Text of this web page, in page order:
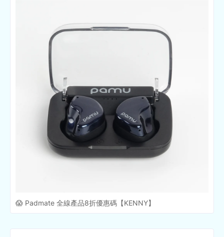
😱 Padmate 全線產品8折優惠碼【KENNY】